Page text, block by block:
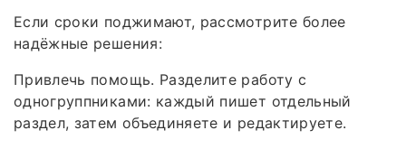
Если сроки поджимают, рассмотрите более
надёжные решения:
Привлечь помощь. Разделите работу с
одногруппниками: каждый пишет отдельный
раздел, затем объединяете и редактируете.